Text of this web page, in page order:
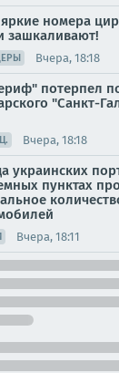
номера
зашкаливают!
Вчера, 18:18
потерпел
"Санкт-
Вчера, 18:18
украинских
пунктах
Вчера, 18:11